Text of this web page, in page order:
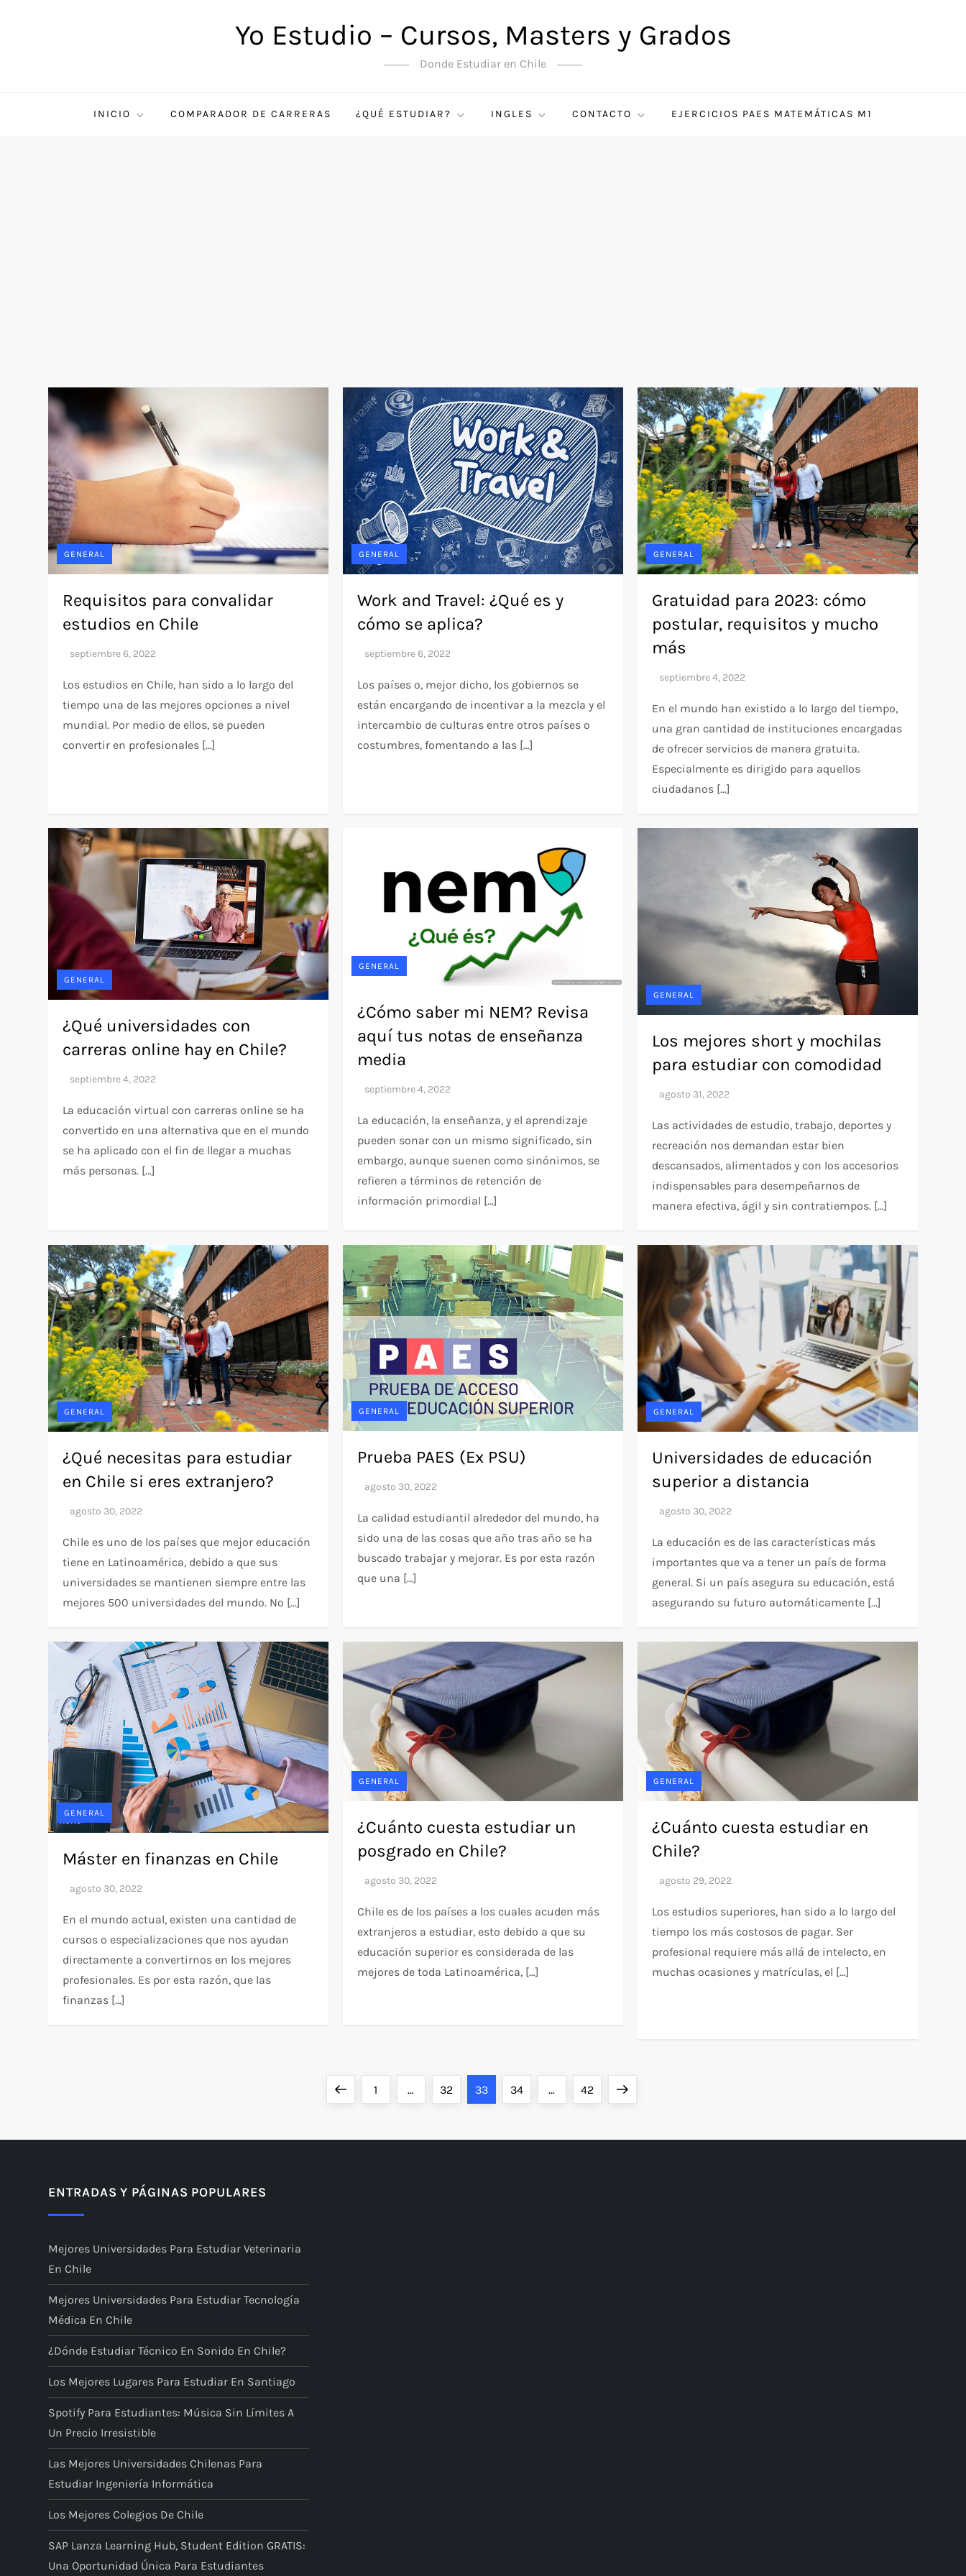
Yo Estudio – Cursos, Masters y Grados
Donde Estudiar en Chile
INICIO COMPARADOR DE CARRERAS ¿QUÉ ESTUDIAR? INGLES CONTACTO EJERCICIOS PAES MATEMÁTICAS M1
GENERAL
Requisitos para convalidar
estudios en Chile
Los estudios en Chile, han sido a lo largo del
tiempo una de las mejores opciones a nivel
mundial. Por medio de ellos, se pueden
convertir en profesionales […]
GENERAL
Work and Travel: ¿Qué es y
cómo se aplica?
Los países o, mejor dicho, los gobiernos se
están encargando de incentivar a la mezcla y el
intercambio de culturas entre otros países o
costumbres, fomentando a las […]
GENERAL
Gratuidad para 2023: cómo
postular, requisitos y mucho
más
En el mundo han existido a lo largo del tiempo,
una gran cantidad de instituciones encargadas
de ofrecer servicios de manera gratuita.
Especialmente es dirigido para aquellos
ciudadanos […]
GENERAL
¿Qué universidades con
carreras online hay en Chile?
La educación virtual con carreras online se ha
convertido en una alternativa que en el mundo
se ha aplicado con el fin de llegar a muchas
más personas. […]
GENERAL
¿Cómo saber mi NEM? Revisa
aquí tus notas de enseñanza
media
La educación, la enseñanza, y el aprendizaje
pueden sonar con un mismo significado, sin
embargo, aunque suenen como sinónimos, se
refieren a términos de retención de
información primordial […]
GENERAL
Los mejores short y mochilas
para estudiar con comodidad
Las actividades de estudio, trabajo, deportes y
recreación nos demandan estar bien
descansados, alimentados y con los accesorios
indispensables para desempeñarnos de
manera efectiva, ágil y sin contratiempos. […]
GENERAL
¿Qué necesitas para estudiar
en Chile si eres extranjero?
Chile es uno de los países que mejor educación
tiene en Latinoamérica, debido a que sus
universidades se mantienen siempre entre las
mejores 500 universidades del mundo. No […]
GENERAL
Prueba PAES (Ex PSU)
La calidad estudiantil alrededor del mundo, ha
sido una de las cosas que año tras año se ha
buscado trabajar y mejorar. Es por esta razón
que una […]
GENERAL
Universidades de educación
superior a distancia
La educación es de las características más
importantes que va a tener un país de forma
general. Si un país asegura su educación, está
asegurando su futuro automáticamente […]
GENERAL
Máster en finanzas en Chile
En el mundo actual, existen una cantidad de
cursos o especializaciones que nos ayudan
directamente a convertirnos en los mejores
profesionales. Es por esta razón, que las
finanzas […]
GENERAL
¿Cuánto cuesta estudiar un
posgrado en Chile?
Chile es de los países a los cuales acuden más
extranjeros a estudiar, esto debido a que su
educación superior es considerada de las
mejores de toda Latinoamérica, […]
GENERAL
¿Cuánto cuesta estudiar en
Chile?
Los estudios superiores, han sido a lo largo del
tiempo los más costosos de pagar. Ser
profesional requiere más allá de intelecto, en
muchas ocasiones y matrículas, el […]
i
n
a
c
i
ó
n
d
e
e
n
t
PáginaPágina
1 … Página
32 Página
33 Página
34 … Página
42 Siguiente
ENTRADAS Y PÁGINAS POPULARES
Mejores Universidades Para Estudiar Veterinaria
En Chile
Mejores Universidades Para Estudiar Tecnología
Médica En Chile
¿Dónde Estudiar Técnico En Sonido En Chile?
Los Mejores Lugares Para Estudiar En Santiago
Spotify Para Estudiantes: Música Sin Límites A
Un Precio Irresistible
Las Mejores Universidades Chilenas Para
Estudiar Ingeniería Informática
Los Mejores Colegios De Chile
SAP Lanza Learning Hub, Student Edition GRATIS:
Una Oportunidad Única Para Estudiantes